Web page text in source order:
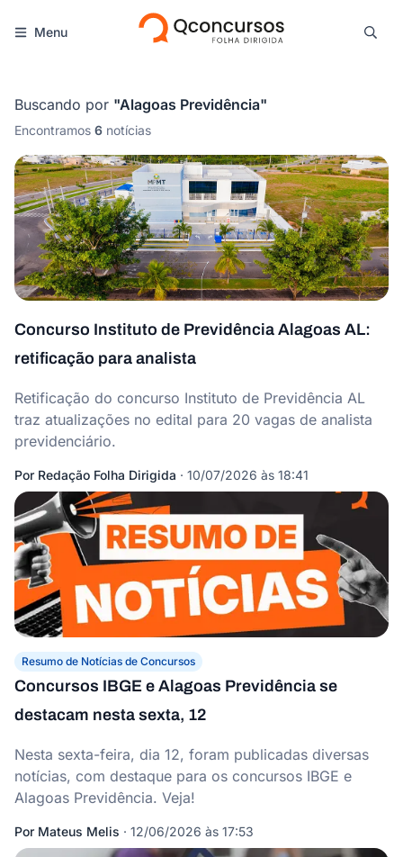
Menu
Buscando por "Alagoas Previdência"
Encontramos 6 notícias
Concurso Instituto de Previdência Alagoas AL:
retificação para analista
Retificação do concurso Instituto de Previdência AL
traz atualizações no edital para 20 vagas de analista
previdenciário.
Por Redação Folha Dirigida · 10/07/2026 às 18:41
Resumo de Notícias de Concursos
Concursos IBGE e Alagoas Previdência se
destacam nesta sexta, 12
Nesta sexta-feira, dia 12, foram publicadas diversas
notícias, com destaque para os concursos IBGE e
Alagoas Previdência. Veja!
Por Mateus Melis · 12/06/2026 às 17:53